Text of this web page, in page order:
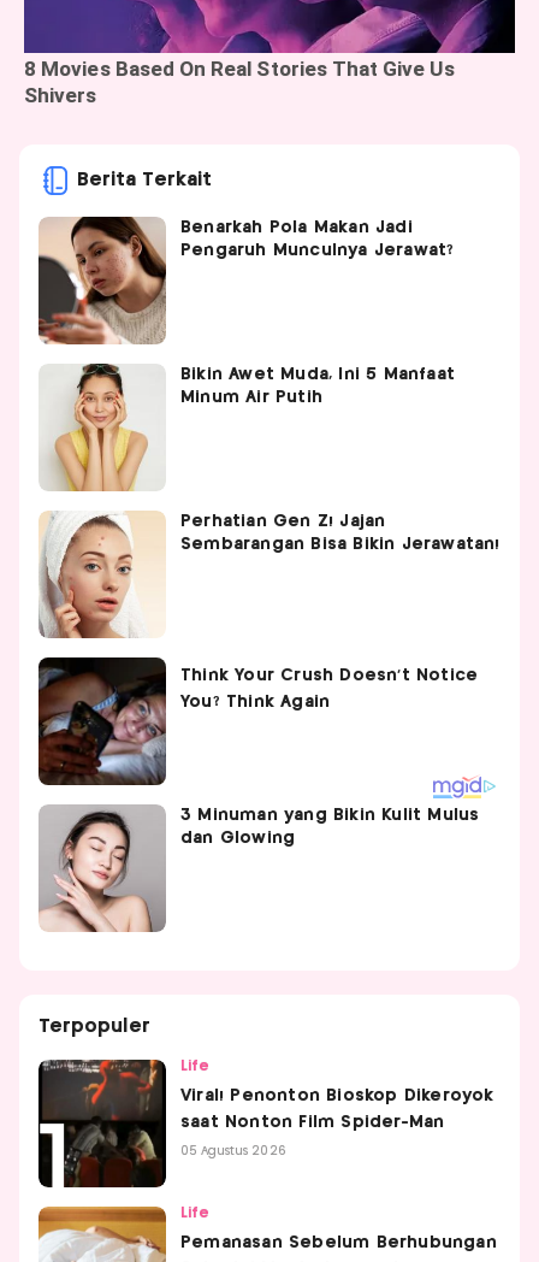
Berita Terkait
Benarkah Pola Makan Jadi
Pengaruh Munculnya Jerawat?
Bikin Awet Muda, Ini 5 Manfaat
Minum Air Putih
Perhatian Gen Z! Jajan
Sembarangan Bisa Bikin Jerawatan!
3 Minuman yang Bikin Kulit Mulus
dan Glowing
Terpopuler
Life
Viral! Penonton Bioskop Dikeroyok
saat Nonton Film Spider-Man
05 Agustus 2026
Life
Pemanasan Sebelum Berhubungan